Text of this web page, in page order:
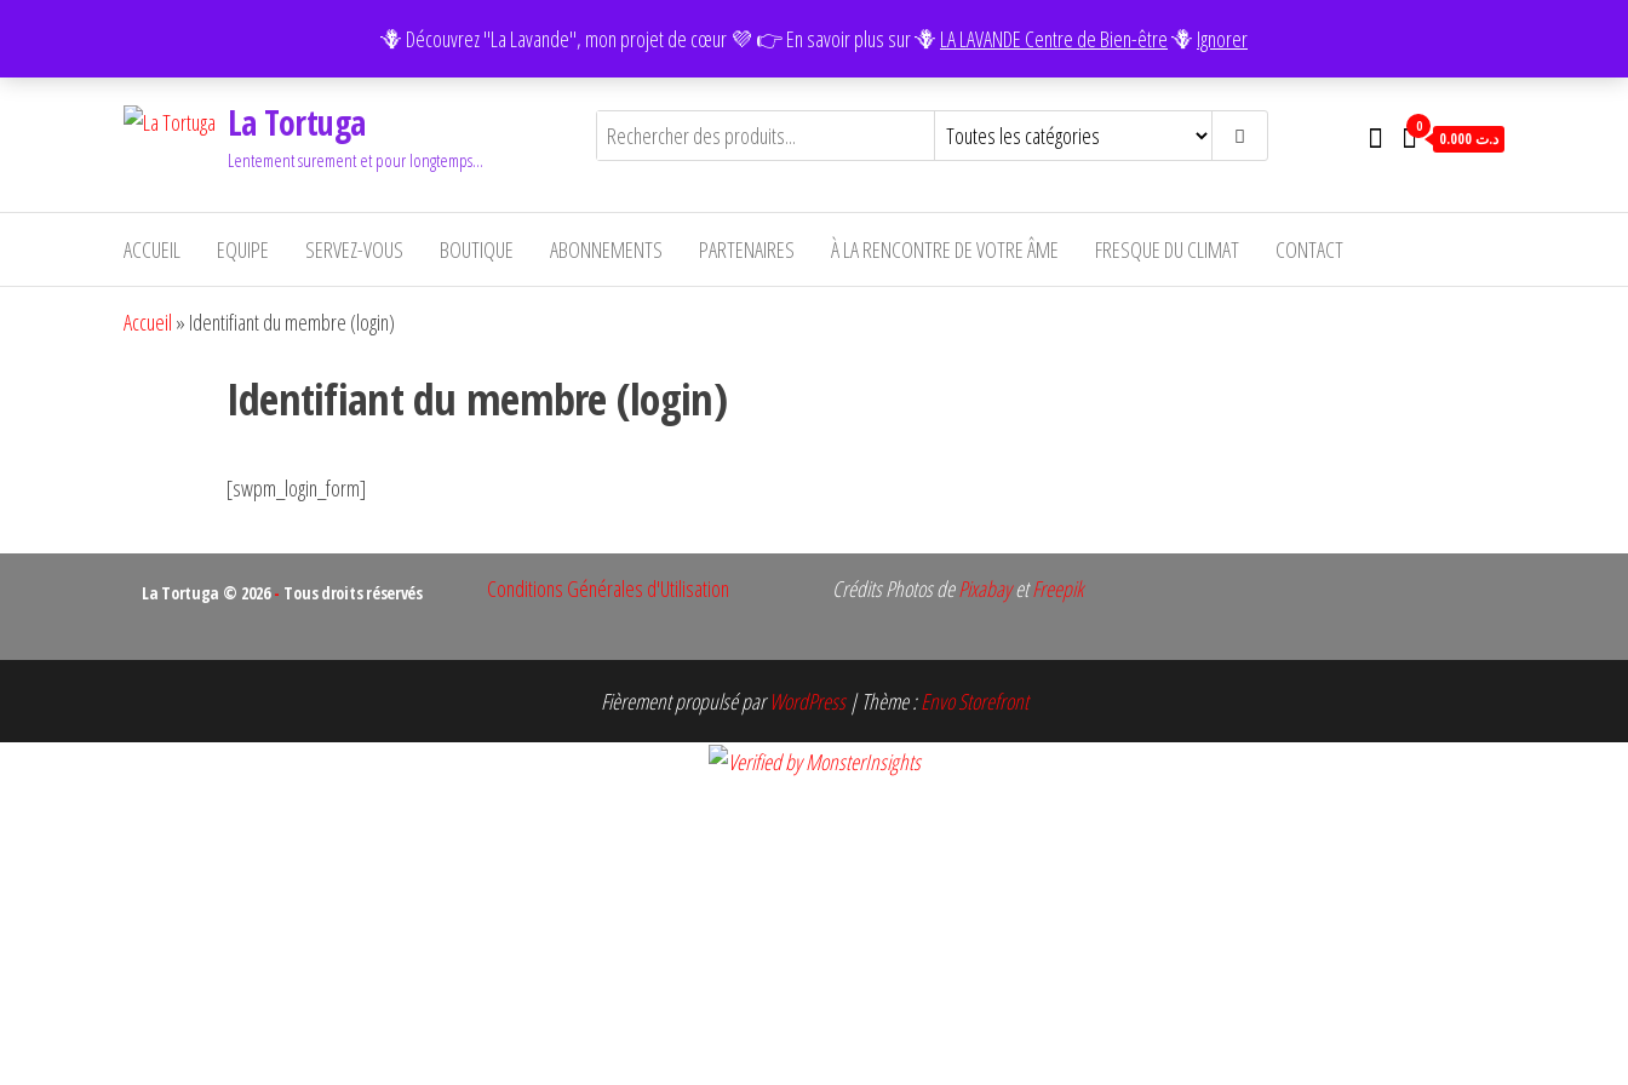
contenu
🪻 Découvrez "La Lavande", mon projet de cœur 💜 👉 En savoir plus sur 🪻 LA LAVANDE Centre de Bien-être🪻 Ignorer
Facebook
Instagram
YouTube
La Tortuga
Lentement surement et pour longtemps…
0
0.000 د.ت
ACCUEIL EQUIPE SERVEZ-VOUS BOUTIQUE ABONNEMENTS PARTENAIRES À LA RENCONTRE DE VOTRE ÂME FRESQUE DU CLIMAT CONTACT
Accueil » Identifiant du membre (login)
Identifiant du membre (login)
[swpm_login_form]
La Tortuga © 2026- Tous droits réservés Conditions Générales d'Utilisation Crédits Photos dePixabayetFreepik
Fièrement propulsé parWordPress |Thème :Envo Storefront